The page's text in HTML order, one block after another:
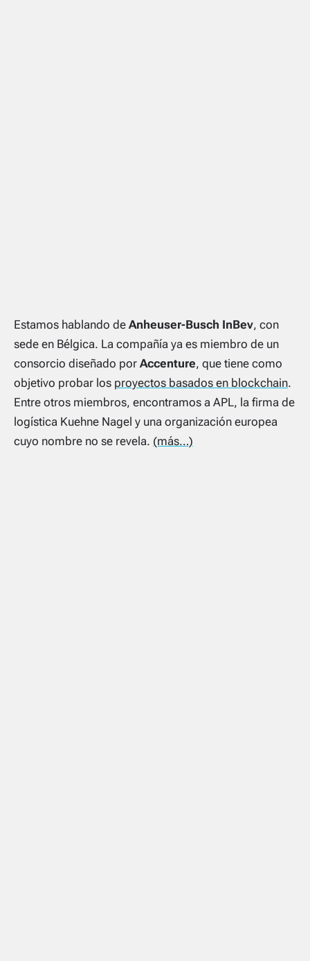
Estamos hablando de Anheuser-Busch InBev, con
sede en Bélgica. La compañía ya es miembro de un
consorcio diseñado por Accenture, que tiene como
objetivo probar los proyectos basados ​​en blockchain.
Entre otros miembros, encontramos a APL, la firma de
logística Kuehne Nagel y una organización europea
cuyo nombre no se revela. (más…)